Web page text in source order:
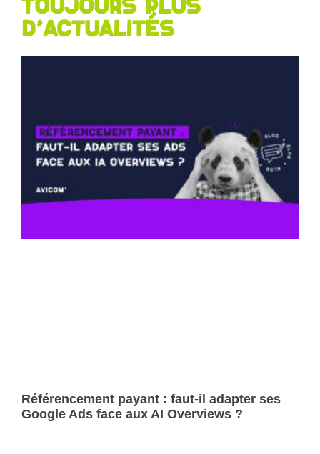
Toujours plus
d'actualités
Référencement payant : faut-il adapter ses
Google Ads face aux AI Overviews ?